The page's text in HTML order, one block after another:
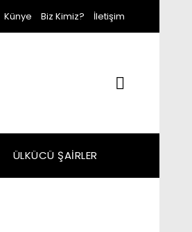
Künye Biz Kimiz? İletişim
ÜLKÜCÜ ŞAIRLER